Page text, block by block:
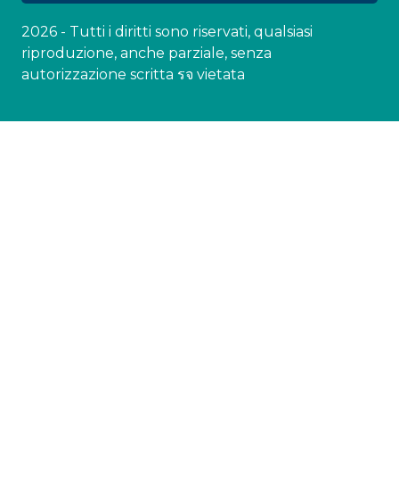
2026 - Tutti i diritti sono riservati, qualsiasi
riproduzione, anche parziale, senza
autorizzazione scritta รจ vietata